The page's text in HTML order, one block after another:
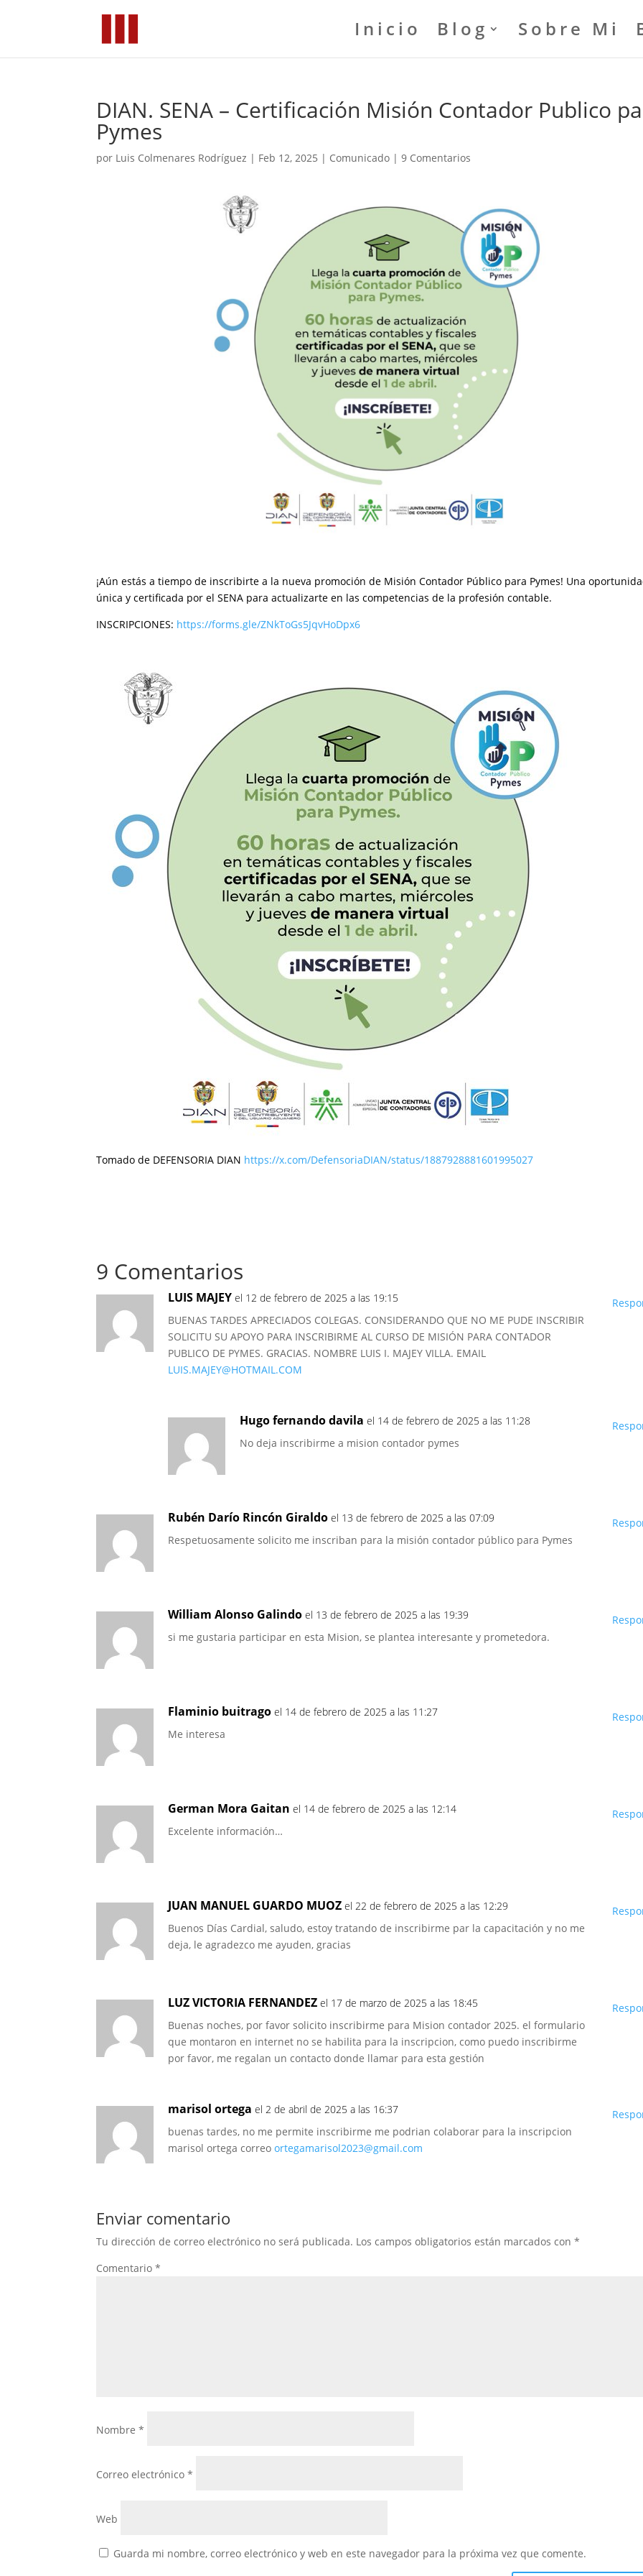
Inicio Blog Sobre Mi
DIAN. SENA – Certificación Misión Contador Publico
Pymes
por Luis Colmenares Rodríguez | Feb 12, 2025 | Comunicado |9 Comentarios
¡Aún estás a tiempo de inscribirte a la nueva promoción de Misión Contador Público para Pymes! Una
única y certificada por el SENA para actualizarte en las competencias de la profesión contable.
INSCRIPCIONES: https://forms.gle/ZNkToGs5JqvHoDpx6
Tomado de DEFENSORIA DIAN https://x.com/DefensoriaDIAN/status/1887928881601995027
9 Comentarios
LUIS MAJEY el 12 de febrero de 2025 a las 19:15
BUENAS TARDES APRECIADOS COLEGAS. CONSIDERANDO QUE NO ME PUDE INSCRIBIR
SOLICITU SU APOYO PARA INSCRIBIRME AL CURSO DE MISIÓN PARA CONTADOR
PUBLICO DE PYMES. GRACIAS. NOMBRE LUIS I. MAJEY VILLA. EMAIL
LUIS.MAJEY@HOTMAIL.COM
Hugo fernando davila el 14 de febrero de 2025 a las 11:28
No deja inscribirme a mision contador pymes
Rubén Darío Rincón Giraldo el 13 de febrero de 2025 a las 07:09
Respetuosamente solicito me inscriban para la misión contador público para Pymes
William Alonso Galindo el 13 de febrero de 2025 a las 19:39
si me gustaria participar en esta Mision, se plantea interesante y prometedora.
Flaminio buitrago el 14 de febrero de 2025 a las 11:27
Me interesa
German Mora Gaitan el 14 de febrero de 2025 a las 12:14
Excelente información…
JUAN MANUEL GUARDO MUOZ el 22 de febrero de 2025 a las 12:29
Buenos Días Cardial, saludo, estoy tratando de inscribirme par la capacitación y no me
deja, le agradezco me ayuden, gracias
LUZ VICTORIA FERNANDEZ el 17 de marzo de 2025 a las 18:45
Buenas noches, por favor solicito inscribirme para Mision contador 2025. el formulario
que montaron en internet no se habilita para la inscripcion, como puedo inscribirme
por favor, me regalan un contacto donde llamar para esta gestión
marisol ortega el 2 de abril de 2025 a las 16:37
buenas tardes, no me permite inscribirme me podrian colaborar para la inscripcion
marisol ortega correoortegamarisol2023@gmail.com
Enviar comentario
Tu dirección de correo electrónico no será publicada. Los campos obligatorios están marcados con*
Comentario*
Nombre*
Correo electrónico*
Web
Guarda mi nombre, correo electrónico y web en este navegador para la próxima vez que comente.